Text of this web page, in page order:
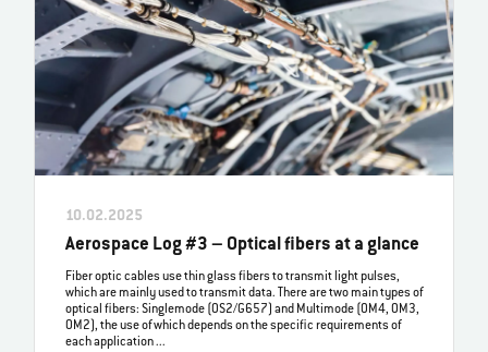
10.02.2025
Aerospace Log #3 – Optical fibers at a glance
Fiber optic cables use thin glass fibers to transmit light pulses,
which are mainly used to transmit data. There are two main types of
optical fibers: Singlemode (OS2/G657) and Multimode (OM4, OM3,
OM2), the use of which depends on the specific requirements of
each application ...